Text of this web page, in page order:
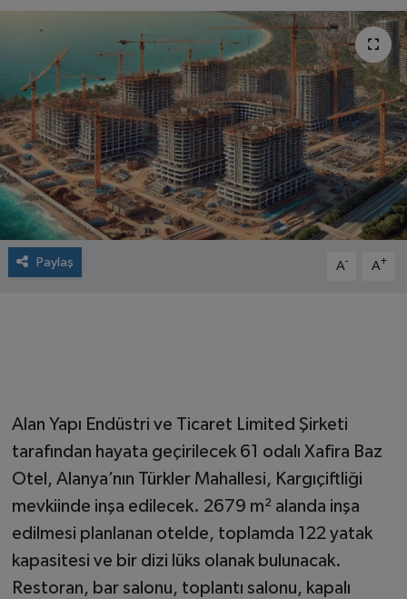
Paylaş A- A+
Alan Yapı Endüstri ve Ticaret Limited Şirketi
tarafından hayata geçirilecek 61 odalı Xafira Baz
Otel, Alanya’nın Türkler Mahallesi, Kargıçiftliği
mevkiinde inşa edilecek. 2679 m² alanda inşa
edilmesi planlanan otelde, toplamda 122 yatak
kapasitesi ve bir dizi lüks olanak bulunacak.
Restoran, bar salonu, toplantı salonu, kapalı